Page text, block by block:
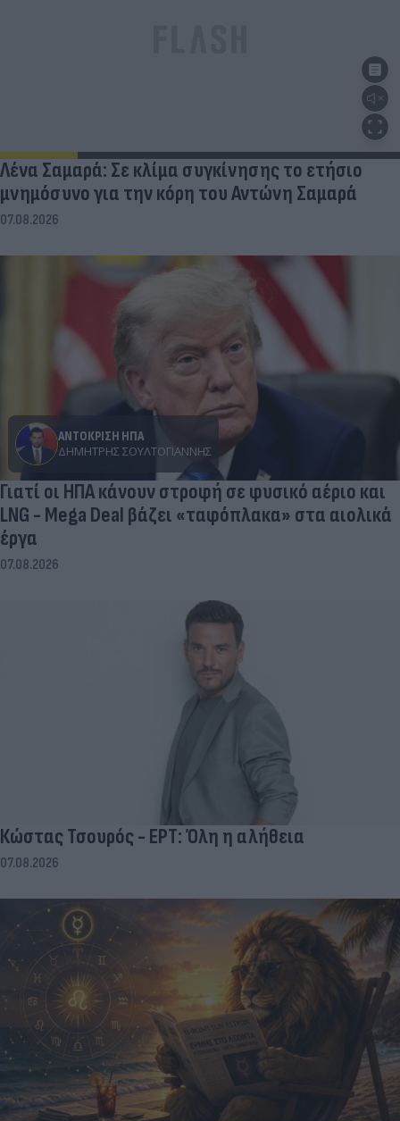
Λένα Σαμαρά: Σε κλίμα συγκίνησης το ετήσιο
μνημόσυνο για την κόρη του Αντώνη Σαμαρά
07.08.2026
ΑΝΤΟΚΡΙΣΗ ΗΠΑ
ΔΗΜΉΤΡΗΣ ΣΟΥΛΤΟΓΙΆΝΝΗΣ
Γιατί οι ΗΠΑ κάνουν στροφή σε φυσικό αέριο και
LNG - Mega Deal βάζει «ταφόπλακα» στα αιολικά
έργα
07.08.2026
Κώστας Τσουρός - ΕΡΤ: Όλη η αλήθεια
07.08.2026